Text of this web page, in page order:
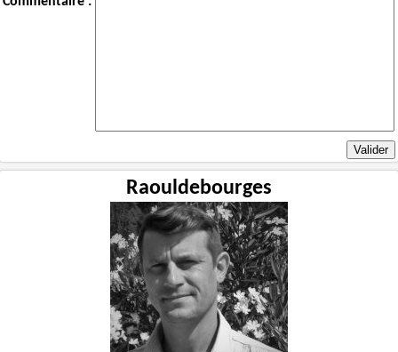
Raouldebourges